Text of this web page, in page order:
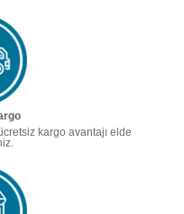
kargo avantajı elde